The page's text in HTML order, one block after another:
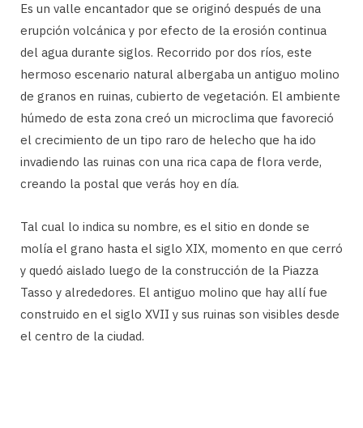
Es un valle encantador que se originó después de una
erupción volcánica y por efecto de la erosión continua
del agua durante siglos. Recorrido por dos ríos, este
hermoso escenario natural albergaba un antiguo molino
de granos en ruinas, cubierto de vegetación. El ambiente
húmedo de esta zona creó un microclima que favoreció
el crecimiento de un tipo raro de helecho que ha ido
invadiendo las ruinas con una rica capa de flora verde,
creando la postal que verás hoy en día.
Tal cual lo indica su nombre, es el sitio en donde se
molía el grano hasta el siglo XIX, momento en que cerró
y quedó aislado luego de la construcción de la Piazza
Tasso y alrededores. El antiguo molino que hay allí fue
construido en el siglo XVII y sus ruinas son visibles desde
el centro de la ciudad.